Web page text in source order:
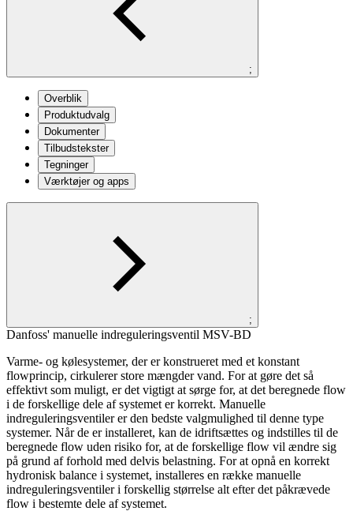
;
Overblik
Produktudvalg
Dokumenter
Tilbudstekster
Tegninger
Værktøjer og apps
;
Danfoss' manuelle indreguleringsventil MSV-BD
Varme- og kølesystemer, der er konstrueret med et konstant
flowprincip, cirkulerer store mængder vand. For at gøre det så
effektivt som muligt, er det vigtigt at sørge for, at det beregnede flow
i de forskellige dele af systemet er korrekt. Manuelle
indreguleringsventiler er den bedste valgmulighed til denne type
systemer. Når de er installeret, kan de idriftsættes og indstilles til de
beregnede flow uden risiko for, at de forskellige flow vil ændre sig
på grund af forhold med delvis belastning. For at opnå en korrekt
hydronisk balance i systemet, installeres en række manuelle
indreguleringsventiler i forskellig størrelse alt efter det påkrævede
flow i bestemte dele af systemet.